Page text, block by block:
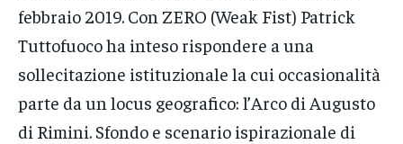
febbraio 2019. Con ZERO (Weak Fist) Patrick
Tuttofuoco ha inteso rispondere a una
sollecitazione istituzionale la cui occasionalità
parte da un locus geografico: l’Arco di Augusto
di Rimini. Sfondo e scenario ispirazionale di